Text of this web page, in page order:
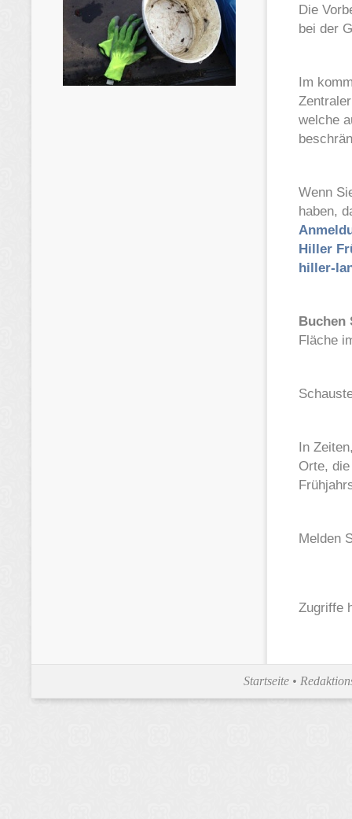
Die
bei der
Im
welche
Wenn
haben,
Hiller
hiller-
Buchen
Fläche
In
Orte,
Melden
Zugriffe
Startseite •